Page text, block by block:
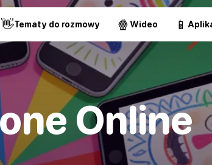
👋Tematy do rozmowy 🍿 Wideo 📱
Online